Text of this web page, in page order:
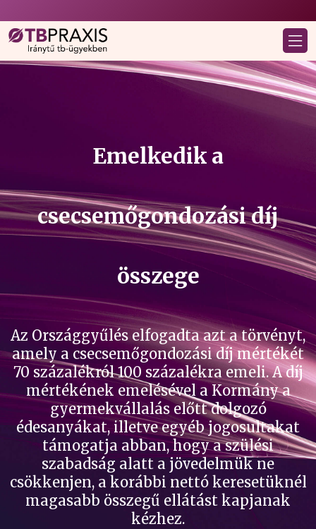
Emelkedik a
csecsemőgondozási díj
összege
Az Országgyűlés elfogadta azt a törvényt,
amely a csecsemőgondozási díj mértékét
70 százalékról 100 százalékra emeli. A díj
mértékének emelésével a Kormány a
gyermekvállalás előtt dolgozó
édesanyákat, illetve egyéb jogosultakat
támogatja abban, hogy a szülési
szabadság alatt a jövedelmük ne
csökkenjen, a korábbi nettó keresetüknél
magasabb összegű ellátást kapjanak
kézhez.